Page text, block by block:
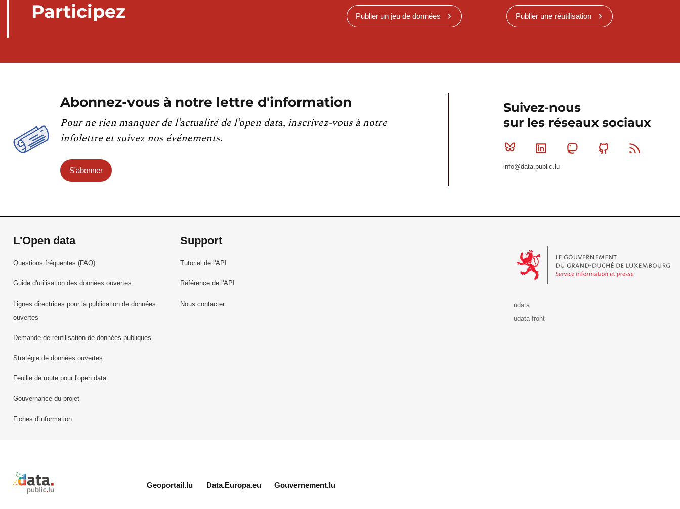
Participez Publier un jeu de données Publier une réutilisation
Abonnez-vous à notre lettre d'information
Pour ne rien manquer de l’actualité de l’open data, inscrivez-vous à notre
infolettre et suivez nos événements.
S'abonner
Suivez-nous
sur les réseaux sociaux
Bluesky Linkedin MastodonGithub
info@data.public.lu
L'Open data
Questions fréquentes (FAQ)
Guide d'utilisation des données ouvertes
Lignes directrices pour la publication de données
ouvertes
Demande de réutilisation de données publiques
Stratégie de données ouvertes
Feuille de route pour l'open data
Gouvernance du projet
Fiches d'information
Support
Tutoriel de l'API
Référence de l'API
Nous contacter
udata
udata-front
Retour à l'accueil de data.public.lu
Geoportail.lu Data.Europa.eu Gouvernement.lu